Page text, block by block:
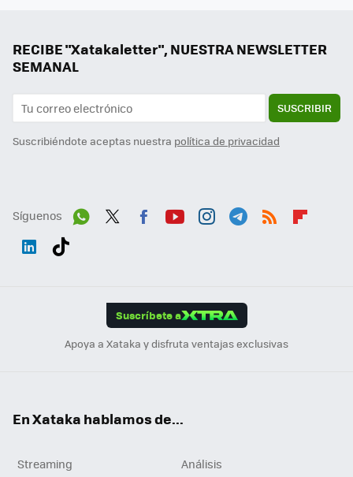
RECIBE "Xatakaletter", NUESTRA NEWSLETTER
SEMANAL
SUSCRIBIR
Suscribiéndote aceptas nuestra política de privacidad
Síguenos
Suscríbete a
Apoya a Xataka y disfruta ventajas exclusivas
En Xataka hablamos de...
Streaming
Análisis